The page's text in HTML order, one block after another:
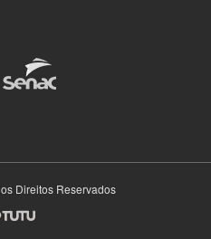
Direitos Reservados